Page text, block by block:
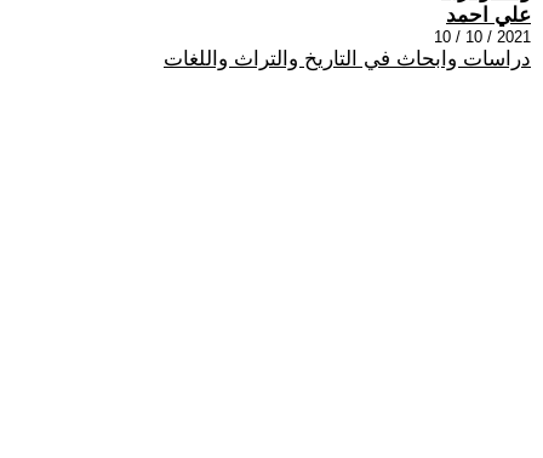
علي احمد
2021 / 10 / 10
دراسات وابحاث في التاريخ والتراث واللغات